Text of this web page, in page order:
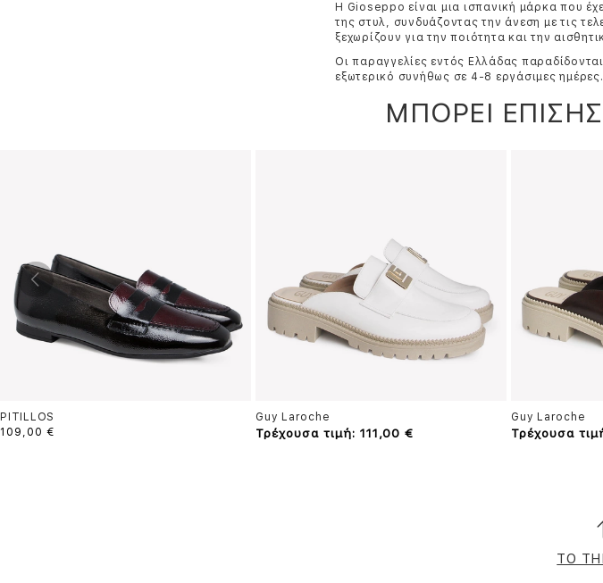
Η Gioseppo είναι μια ισπανική μάρκα που
της στυλ, συνδυάζοντας την άνεση με τις
ξεχωρίζουν για την ποιότητα και την
Οι παραγγελίες εντός Ελλάδας
εξωτερικό συνήθως σε 4-8 εργάσιμες ημέρες.
ΜΠΟΡΕΙ
PITILLOS
109,00 €
Guy Laroche
Τρέχουσα τιμή: 111,00 €
Guy Laroche
Τρέχουσα
TO